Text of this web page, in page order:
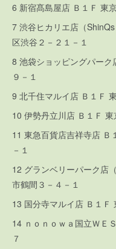
6 新宿髙島屋店 Ｂ１Ｆ 東
7 渋谷ヒカリエ店（
区渋谷２－２１－１
8 池袋ショッピングパーク
９－１
9 北千住マルイ店 Ｂ１Ｆ
10 伊勢丹立川店 Ｂ１Ｆ
11 東急百貨店吉祥寺店 Ｂ
－１
12 グランベリーパーク店
市鶴間３－４－１
13 国分寺マルイ店 Ｂ１Ｆ
14 ｎｏｎｏｗａ国立ＷＥ
７